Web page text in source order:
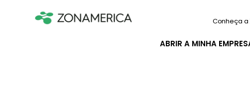
ABRIR A MINHA
Conheça